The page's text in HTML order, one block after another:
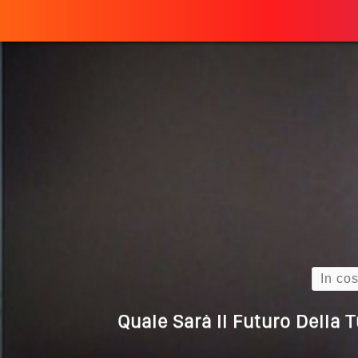
Search
Quando
Come
Cos’è La
Come
Quale Sarà Il Futuro Della
Perché